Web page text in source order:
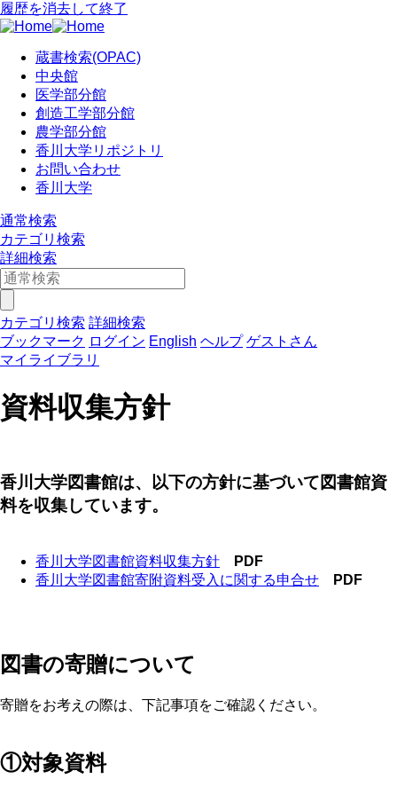
履歴を消去して終了
蔵書検索(OPAC)
中央館
医学部分館
創造工学部分館
農学部分館
香川大学リポジトリ
お問い合わせ
香川大学
通常検索
カテゴリ検索
詳細検索
カテゴリ検索 詳細検索
ブックマーク ログイン English ヘルプ ゲストさん
マイライブラリ
資料収集方針
香川大学図書館は、以下の方針に基づいて図書館資
料を収集しています。
香川大学図書館資料収集方針
PDF
香川大学図書館寄附資料受入に関する申合せ
PDF
図書の寄贈について
寄贈をお考えの際は、下記事項をご確認ください。
①対象資料